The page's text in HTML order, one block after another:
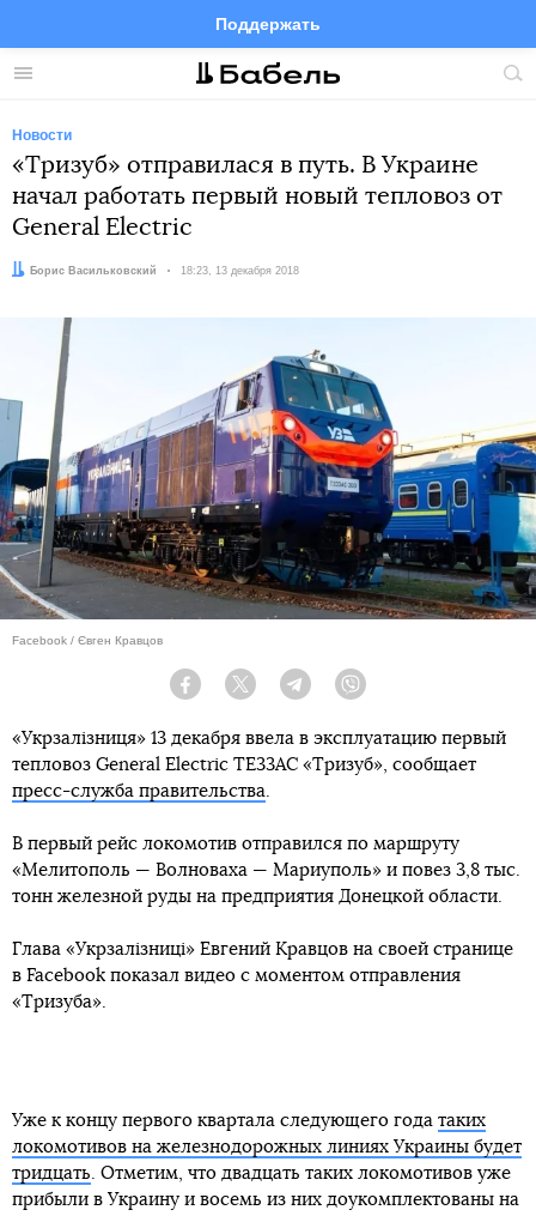
Меню
Поддержать
FacebookTelegramTwitter
Новости
«Тризуб» отправилася в путь. В Украине
начал работать первый новый тепловоз от
General Electric
Автор:Борис Васильковский Дата:
18:23, 13 декабря 2018
Facebook / Євген Кравцов
Facebook Twitter Telegram
«Укрзалізниця» 13 декабря ввела в эксплуатацию первый
тепловоз General Electric ТЕ33АС «Тризуб», сообщает
пресс-служба правительства.
В первый рейс локомотив отправился по маршруту
«Мелитополь — Волноваха — Мариуполь» и повез 3,8 тыс.
тонн железной руды на предприятия Донецкой области.
Глава «Укрзалізниці» Евгений Кравцов на своей странице
в Facebook показал видео с моментом отправления
«Тризуба».
Уже к концу первого квартала следующего года таких
локомотивов на железнодорожных линиях Украины будет
тридцать. Отметим, что двадцать таких локомотивов уже
прибыли в Украину и восемь из них доукомплектованы на